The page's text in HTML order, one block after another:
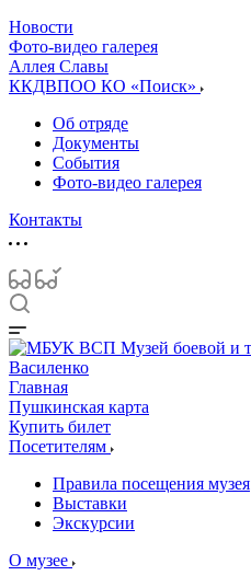
Новости
Фото-видео галерея
Аллея Славы
ККДВПОО КО «Поиск»
Об отряде
Документы
События
Фото-видео галерея
Контакты
Главная
Пушкинская карта
Купить билет
Посетителям
Правила посещения музея
Выставки
Экскурсии
О музее